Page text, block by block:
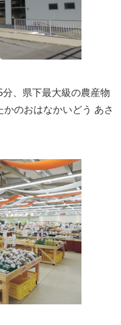
分、県下最大級の農産物
のおはなかいどう あさ